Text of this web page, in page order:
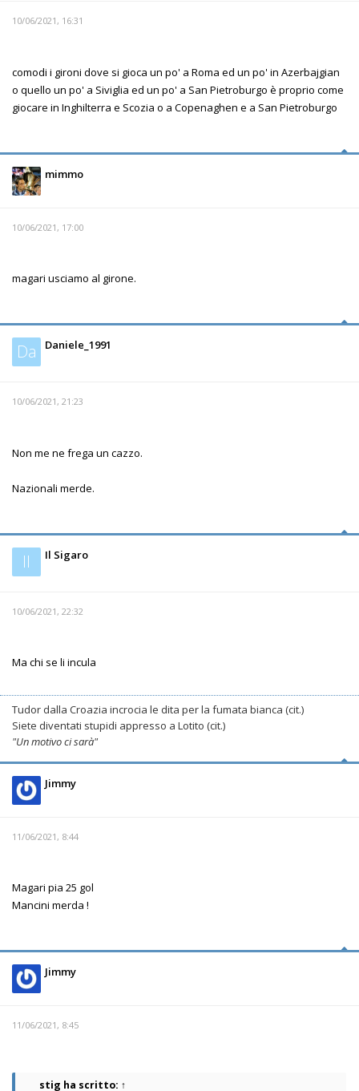
10/06/2021, 16:31
comodi i gironi dove si gioca un po' a Roma ed un po' in Azerbajgian
o quello un po' a Siviglia ed un po' a San Pietroburgo è proprio come
giocare in Inghilterra e Scozia o a Copenaghen e a San Pietroburgo
mimmo
10/06/2021, 17:00
magari usciamo al girone.
Da Daniele_1991
10/06/2021, 21:23
Non me ne frega un cazzo.
Nazionali merde.
Il Il Sigaro
10/06/2021, 22:32
Ma chi se li incula
Tudor dalla Croazia incrocia le dita per la fumata bianca (cit.)
Siete diventati stupidi appresso a Lotito (cit.)
"Un motivo ci sarà"
Jimmy
11/06/2021, 8:44
Magari pia 25 gol
Mancini merda !
Jimmy
11/06/2021, 8:45
stig ha scritto: ↑